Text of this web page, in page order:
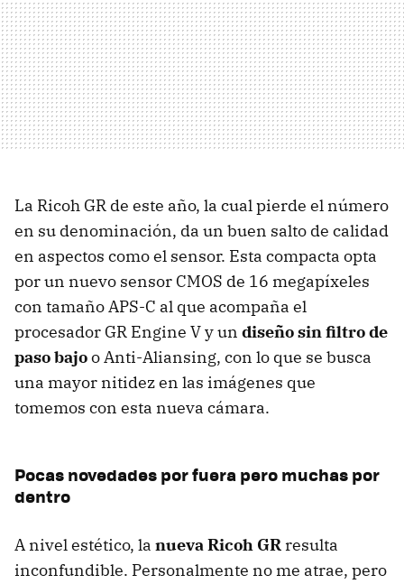
La Ricoh GR de este año, la cual pierde el número
en su denominación, da un buen salto de calidad
en aspectos como el sensor. Esta compacta opta
por un nuevo sensor CMOS de 16 megapíxeles
con tamaño APS-C al que acompaña el
procesador GR Engine V y un diseño sin filtro de
paso bajoo Anti-Aliansing, con lo que se busca
una mayor nitidez en las imágenes que
tomemos con esta nueva cámara.
Pocas novedades por fuera pero muchas por
dentro
A nivel estético, la nueva Ricoh GR resulta
inconfundible. Personalmente no me atrae, pero